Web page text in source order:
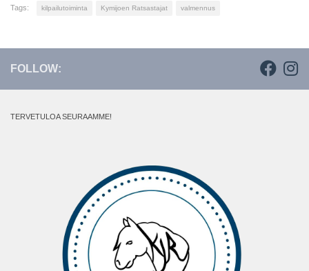
Tags: kilpailutoiminta Kymijoen Ratsastajat valmennus
FOLLOW:
TERVETULOA SEURAAMME!